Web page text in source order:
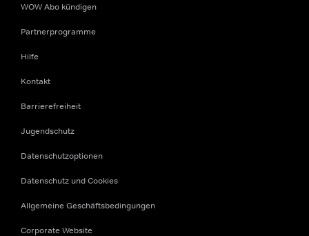
WOW Abo kündigen
Partnerprogramme
Hilfe
Kontakt
Barrierefreiheit
Jugendschutz
Datenschutzoptionen
Datenschutz und Cookies
Allgemeine Geschäftsbedingungen
Corporate Website